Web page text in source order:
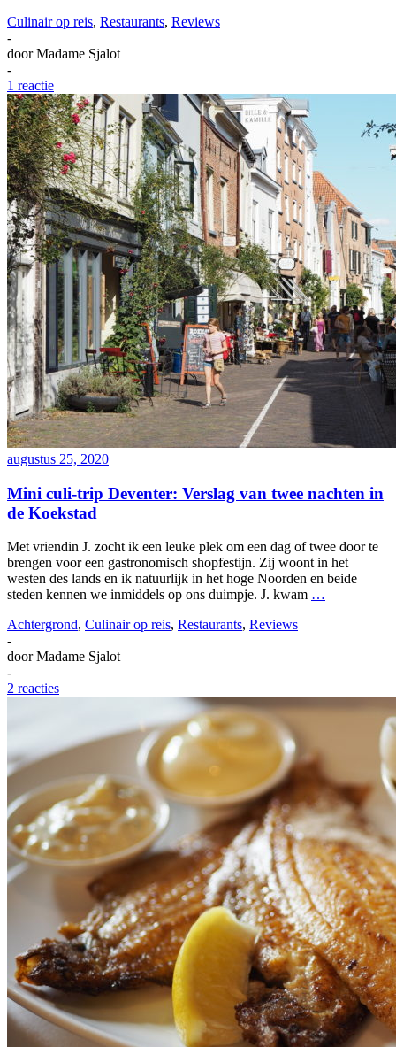
Culinair op reis, Restaurants, Reviews
-
doorMadame Sjalot
-
1 reactie
augustus 25, 2020
Mini culi-trip Deventer: Verslag van twee nachten in
de Koekstad
Met vriendin J. zocht ik een leuke plek om een dag of twee door te
brengen voor een gastronomisch shopfestijn. Zij woont in het
westen des lands en ik natuurlijk in het hoge Noorden en beide
steden kennen we inmiddels op ons duimpje. J. kwam …
Achtergrond, Culinair op reis, Restaurants, Reviews
-
doorMadame Sjalot
-
2 reacties